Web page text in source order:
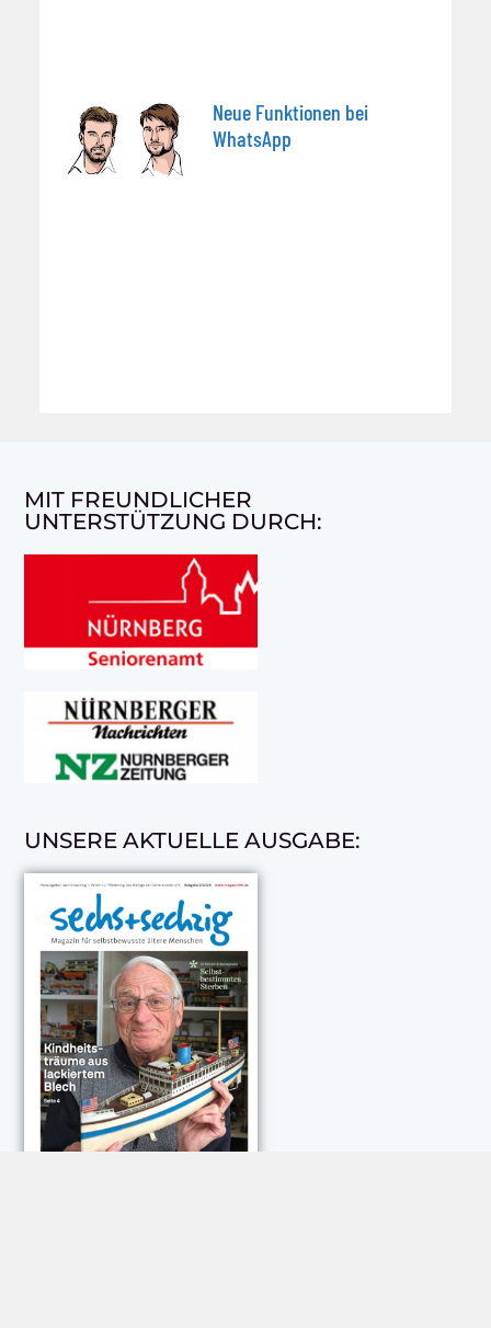
Neue Funktionen bei
WhatsApp
MIT FREUNDLICHER
UNTERSTÜTZUNG DURCH:
UNSERE AKTUELLE AUSGABE: